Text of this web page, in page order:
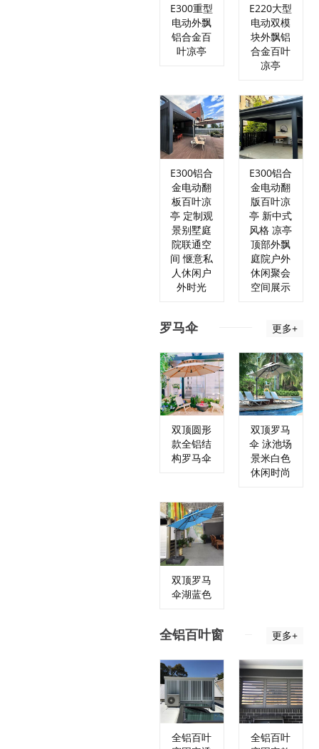
E300重型
电动外飘
铝合金百
叶凉亭
E220大型
电动双模
块外飘铝
合金百叶
凉亭
E300铝合
金电动翻
板百叶凉
亭 定制观
景别墅庭
院联通空
间 惬意私
人休闲户
外时光
E300铝合
金电动翻
版百叶凉
亭 新中式
风格 凉亭
顶部外飘
庭院户外
休闲聚会
空间展示
罗马伞 更多+
双顶圆形
款全铝结
构罗马伞
双顶罗马
伞 泳池场
景米白色
休闲时尚
双顶罗马
伞湖蓝色
全铝百叶窗 更多+
全铝百叶
全铝百叶